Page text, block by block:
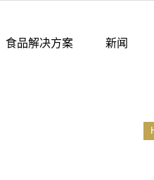
食品解决方案 新闻